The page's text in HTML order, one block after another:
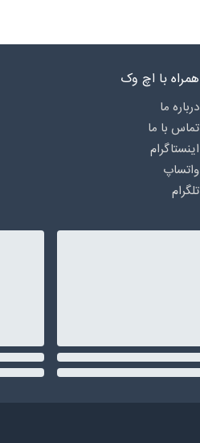
همراه با اچ وک
درباره‌ ما
تماس با ما
اینستاگرام
واتساپ
تلگرام